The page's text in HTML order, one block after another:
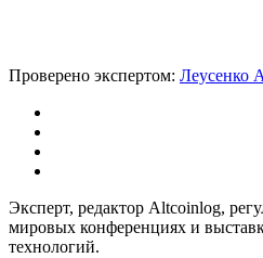
Проверено экспертом: Леусенко
Эксперт, редактор Altcoinlog,
мировых конференциях и
технологий.